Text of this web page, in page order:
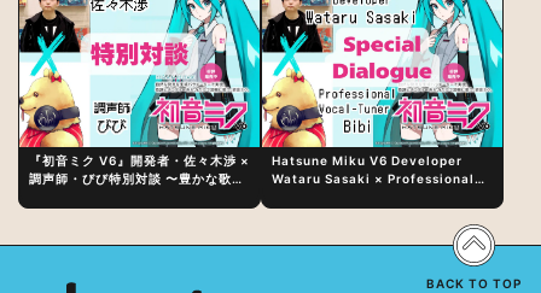
『初音ミク V6』開発者・佐々木渉 ×
調声師・びび特別対談 〜豊かな歌声
Hatsune Miku V6 Developer
Wataru Sasaki × Professional
Vocal Expression Lies in “Love
for the singing characters” and
BACK TO TOP